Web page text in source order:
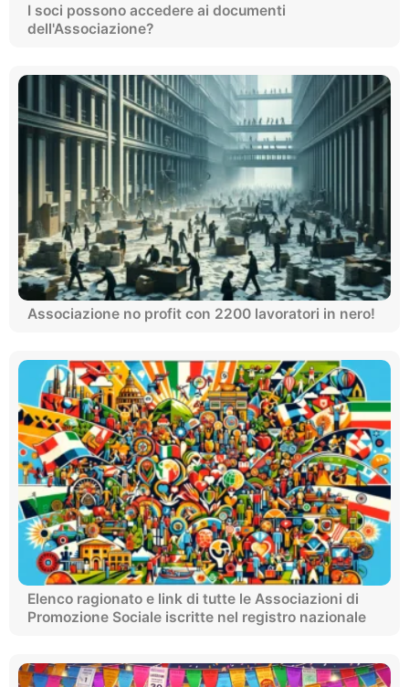
I soci possono accedere ai documenti
dell'Associazione?
Associazione no profit con 2200 lavoratori in nero!
Elenco ragionato e link di tutte le Associazioni di
Promozione Sociale iscritte nel registro nazionale